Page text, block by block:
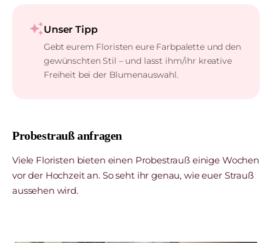
auto_awesomeUnser Tipp
Gebt eurem Floristen eure Farbpalette und den
gewünschten Stil – und lasst ihm/ihr kreative
Freiheit bei der Blumenauswahl.
Probestrauß anfragen
Viele Floristen bieten einen Probestrauß einige Wochen
vor der Hochzeit an. So seht ihr genau, wie euer Strauß
aussehen wird.